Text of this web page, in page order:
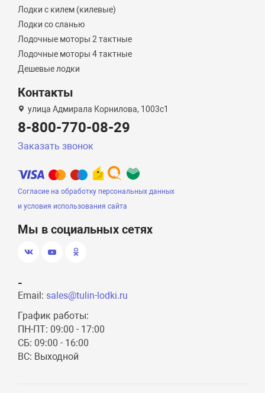
Лодки с килем (килевые)
Лодки со сланью
Лодочные моторы 2 тактные
Лодочные моторы 4 тактные
Дешевые лодки
Контакты
улица Адмирала Корнилова, 1003с1
8-800-770-08-29
Заказать звонок
Согласие на обработку персональных данных
и условия использования сайта
Мы в социальных сетях
-
Email: sales@tulin-lodki.ru
График работы:
ПН-ПТ: 09:00 - 17:00
СБ: 09:00 - 16:00
ВС: Выходной